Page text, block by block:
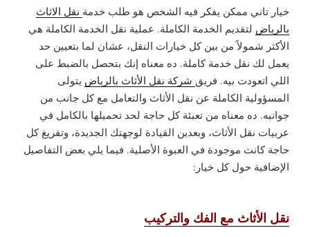
خيار تاني ممكن يفكر فيه الشخص هو طلب خدمة نقل الاثاث
بالرياض لتقديم الخدمة الكاملة. عملية نقل الخدمة الكاملة هي
الأكثر شمولاً من بين كل خيارات النقل، عشان لما بتعيين حد
يعمل لك نقل خدمة كاملة. ده معناه إنك بتحصل بالضبط على
اللي اتعودت بيه. فريق شركة نقل الأثاث بالرياض يتولى
المسؤولية الكاملة عن نقل الأثاث والتعامل مع كل جانب من
جوانبه. ده معناه من تعبئة كل حاجة لحد تحميلها بالكامل في
عربيات نقل الأثاث، وبعدين القيادة لوجهتك الجديدة، وتفريغ كل
حاجة كانت موجودة في العبوة الأصلية. فيما يلي بعض التفاصيل
الإضافية حول كل خيار:
نقل الأثاث مع الفك والتركيب